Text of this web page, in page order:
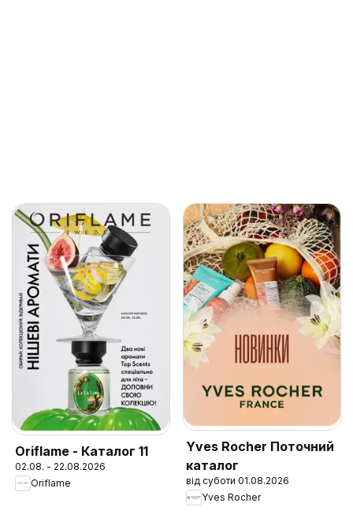
Oriflame - Каталог 11
02.08. - 22.08.2026
Oriflame
Yves Rocher Поточний
каталог
від суботи 01.08.2026
Yves Rocher